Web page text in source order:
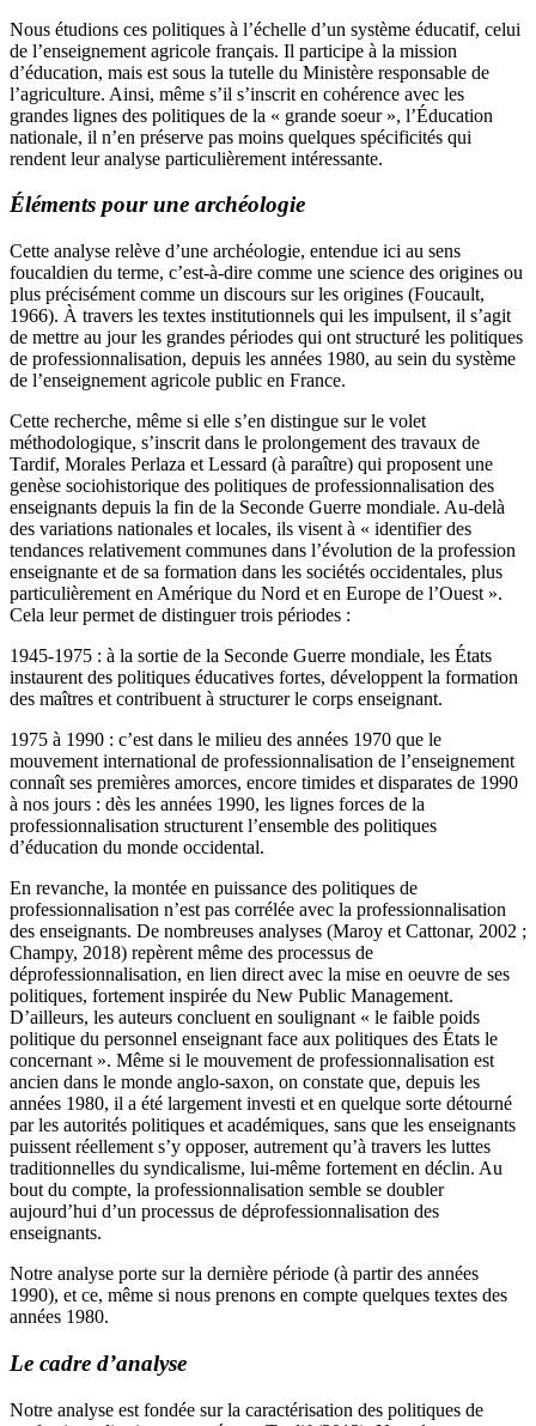
Nous étudions ces politiques à l’échelle d’un système éducatif, celui
de l’enseignement agricole français. Il participe à la mission
d’éducation, mais est sous la tutelle du Ministère responsable de
l’agriculture. Ainsi, même s’il s’inscrit en cohérence avec les
grandes lignes des politiques de la « grande soeur », l’Éducation
nationale, il n’en préserve pas moins quelques spécificités qui
rendent leur analyse particulièrement intéressante.
Éléments pour une archéologie
Cette analyse relève d’une archéologie, entendue ici au sens
foucaldien du terme, c’est-à-dire comme une science des origines ou
plus précisément comme un discours sur les origines (Foucault,
1966). À travers les textes institutionnels qui les impulsent, il s’agit
de mettre au jour les grandes périodes qui ont structuré les politiques
de professionnalisation, depuis les années 1980, au sein du système
de l’enseignement agricole public en France.
Cette recherche, même si elle s’en distingue sur le volet
méthodologique, s’inscrit dans le prolongement des travaux de
Tardif, Morales Perlaza et Lessard (à paraître) qui proposent une
genèse sociohistorique des politiques de professionnalisation des
enseignants depuis la fin de la Seconde Guerre mondiale. Au-delà
des variations nationales et locales, ils visent à « identifier des
tendances relativement communes dans l’évolution de la profession
enseignante et de sa formation dans les sociétés occidentales, plus
particulièrement en Amérique du Nord et en Europe de l’Ouest ».
Cela leur permet de distinguer trois périodes :
1945-1975 : à la sortie de la Seconde Guerre mondiale, les États
instaurent des politiques éducatives fortes, développent la formation
des maîtres et contribuent à structurer le corps enseignant.
1975 à 1990 : c’est dans le milieu des années 1970 que le
mouvement international de professionnalisation de l’enseignement
connaît ses premières amorces, encore timides et disparates de 1990
à nos jours : dès les années 1990, les lignes forces de la
professionnalisation structurent l’ensemble des politiques
d’éducation du monde occidental.
En revanche, la montée en puissance des politiques de
professionnalisation n’est pas corrélée avec la professionnalisation
des enseignants. De nombreuses analyses (Maroy et Cattonar, 2002 ;
Champy, 2018) repèrent même des processus de
déprofessionnalisation, en lien direct avec la mise en oeuvre de ses
politiques, fortement inspirée du New Public Management.
D’ailleurs, les auteurs concluent en soulignant « le faible poids
politique du personnel enseignant face aux politiques des États le
concernant ». Même si le mouvement de professionnalisation est
ancien dans le monde anglo-saxon, on constate que, depuis les
années 1980, il a été largement investi et en quelque sorte détourné
par les autorités politiques et académiques, sans que les enseignants
puissent réellement s’y opposer, autrement qu’à travers les luttes
traditionnelles du syndicalisme, lui-même fortement en déclin. Au
bout du compte, la professionnalisation semble se doubler
aujourd’hui d’un processus de déprofessionnalisation des
enseignants.
Notre analyse porte sur la dernière période (à partir des années
1990), et ce, même si nous prenons en compte quelques textes des
années 1980.
Le cadre d’analyse
Notre analyse est fondée sur la caractérisation des politiques de